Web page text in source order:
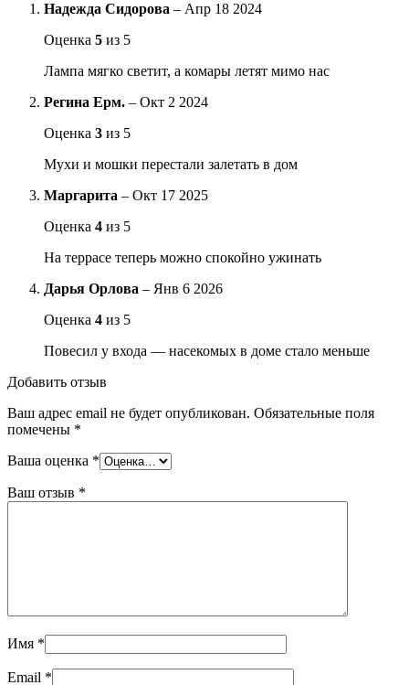
Надежда Сидорова – Апр 18 2024
Оценка 5 из 5
Лампа мягко светит, а комары летят мимо нас
Регина Ерм. – Окт 2 2024
Оценка 3 из 5
Мухи и мошки перестали залетать в дом
Маргарита – Окт 17 2025
Оценка 4 из 5
На террасе теперь можно спокойно ужинать
Дарья Орлова – Янв 6 2026
Оценка 4 из 5
Повесил у входа — насекомых в доме стало меньше
Добавить отзыв
Ваш адрес email не будет опубликован. Обязательные поля
помечены *
Ваша оценка *
Ваш отзыв *
Имя *
Email *